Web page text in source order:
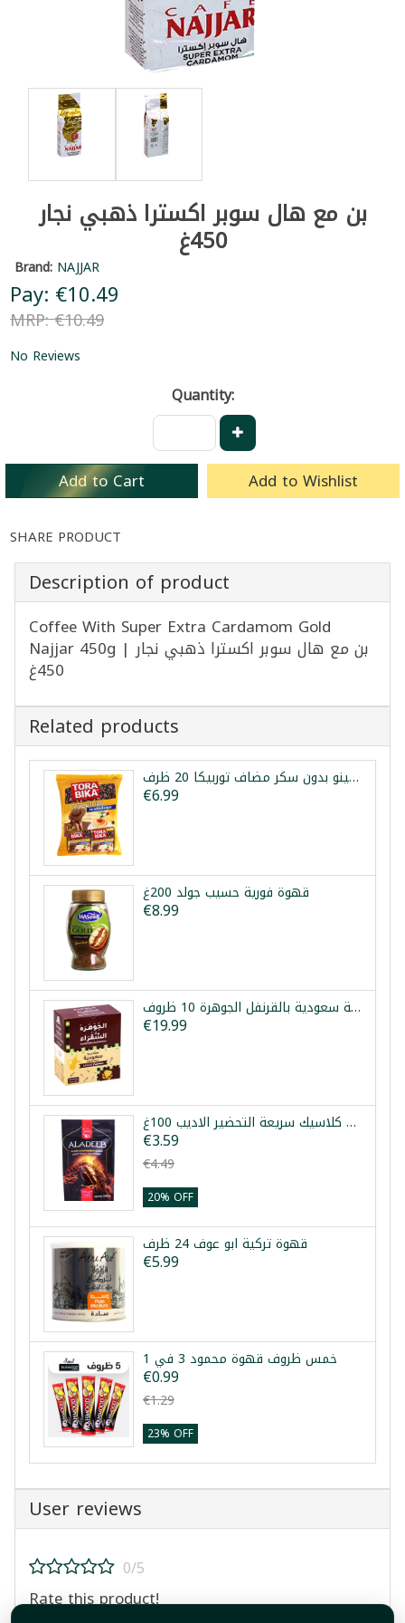
بن مع هال سوبر اكسترا ذهبي نجار
450غ
Brand: NAJJAR
Pay: €10.49
MRP: €10.49
No Reviews
Quantity:
Add to Cart Add to Wishlist
SHARE PRODUCT
Description of product
Coffee With Super Extra Cardamom Gold
Najjar 450g | بن مع هال سوبر اكسترا ذهبي نجار
450غ
Related products
كابتشينو بدون سكر مضاف توربيكا 20 ظرف
€6.99
قهوة فورية حسيب جولد 200غ
€8.99
قهوة عربية سعودية بالقرنفل الجوهرة 10 ظروف
€19.99
قهوة كلاسيك سريعة التحضير الاديب 100غ
€3.59
€4.49
20% OFF
قهوة تركية ابو عوف 24 ظرف
€5.99
خمس ظروف قهوة محمود 3 في 1
€0.99
€1.29
23% OFF
User reviews
0/5
Rate this product!